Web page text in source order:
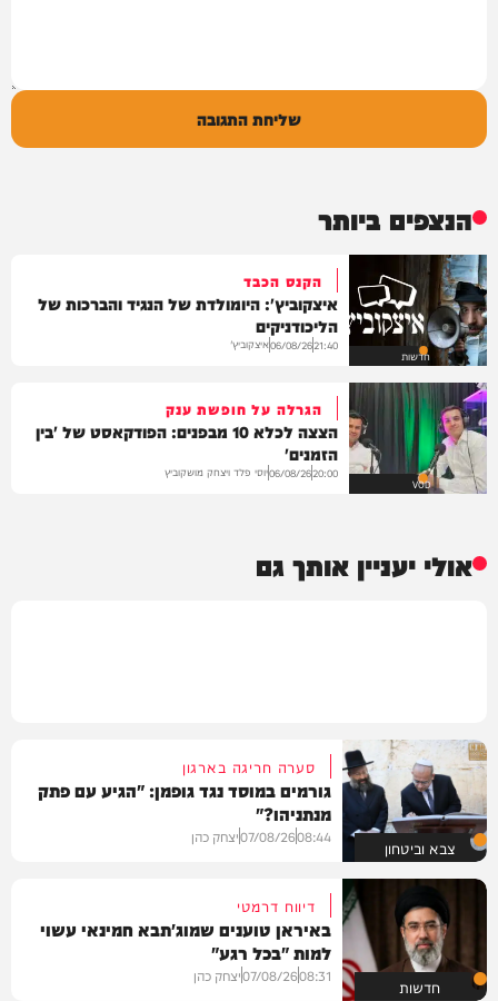
שליחת התגובה
הנצפים ביותר
חדשות
הקנס הכבד
איצקוביץ': היומולדת של הנגיד והברכות של
הליכודניקים
21:40
06/08/26איצקוביץ'
VOD
הגרלה על חופשת ענק
הצצה לכלא 10 מבפנים: הפודקאסט של 'בין
הזמנים'
20:00
06/08/26יוסי פלד ויצחק מושקוביץ
אולי יעניין אותך גם
צבא וביטחון
סערה חריגה בארגון
גורמים במוסד נגד גופמן: "הגיע עם פתק
מנתניהו?"
08:44
07/08/26יצחק כהן
חדשות
דיווח דרמטי
באיראן טוענים שמוג'תבא חמינאי עשוי
למות "בכל רגע"
08:31
07/08/26יצחק כהן